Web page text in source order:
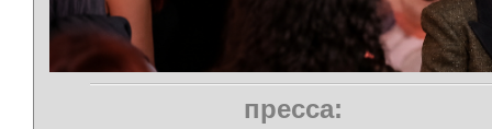
пресса: